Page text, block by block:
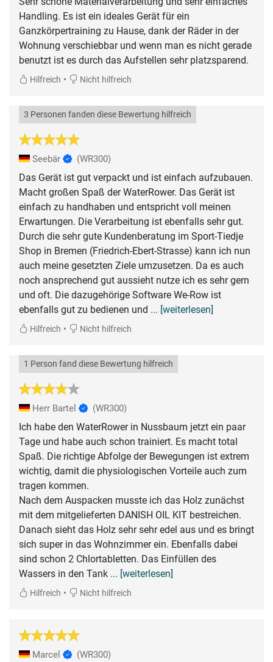
Handling. Es ist ein ideales Gerät für ein
Ganzkörpertraining zu Hause, dank der Räder in der
Wohnung verschiebbar und wenn man es nicht gerade
benutzt ist es durch das Aufstellen sehr platzsparend.
Hilfreich • Nicht hilfreich
3 Personen fanden diese Bewertung hilfreich
Seebär (WR300)
Das Gerät ist gut verpackt und ist einfach aufzubauen.
Macht großen Spaß der WaterRower. Das Gerät ist
einfach zu handhaben und entspricht voll meinen
Erwartungen. Die Verarbeitung ist ebenfalls sehr gut.
Durch die sehr gute Kundenberatung im Sport-Tiedje
Shop in Bremen (Friedrich-Ebert-Strasse) kann ich nun
auch meine gesetzten Ziele umzusetzen. Da es auch
noch ansprechend gut aussieht nutze ich es sehr gern
und oft. Die dazugehörige Software We-Row ist
ebenfalls gut zu bedienen und ... [weiterlesen]
Hilfreich • Nicht hilfreich
1 Person fand diese Bewertung hilfreich
Herr Bartel (WR300)
Ich habe den WaterRower in Nussbaum jetzt ein paar
Tage und habe auch schon trainiert. Es macht total
Spaß. Die richtige Abfolge der Bewegungen ist extrem
wichtig, damit die physiologischen Vorteile auch zum
tragen kommen.
Nach dem Auspacken musste ich das Holz zunächst
mit dem mitgelieferten DANISH OIL KIT bestreichen.
Danach sieht das Holz sehr sehr edel aus und es bringt
sich super in das Wohnzimmer ein. Ebenfalls dabei
sind schon 2 Chlortabletten. Das Einfüllen des
Wassers in den Tank ... [weiterlesen]
Hilfreich • Nicht hilfreich
Marcel (WR300)